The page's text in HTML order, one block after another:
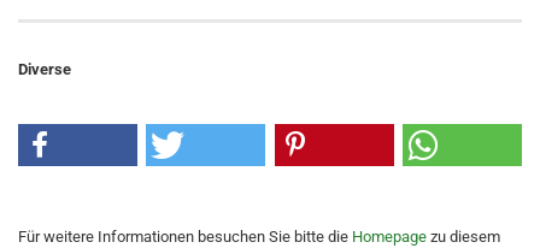
Diverse
Für weitere Informationen besuchen Sie bitte die Homepage zu diesem